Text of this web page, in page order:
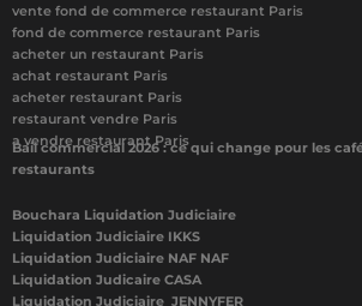
vente fond de commerce restaurant Paris
fond de commerce restaurant Paris
acheter un restaurant Paris
achat restaurant Paris
acheter restaurant Paris
restaurant vendre Paris
a vendre restaurant Paris
Bail commercial 2026 : ce qui change pour les
restaurants
Bouchara Liquidation Judiciaire
Liquidation Judiciaire IKKS
Liquidation Judiciaire NAF NAF
Liquidation Judicaire CASA
Liquidation Judiciaire JENNYFER